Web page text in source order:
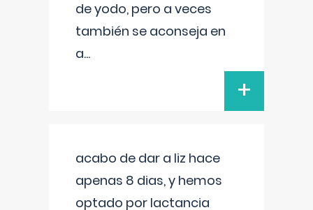
de yodo, pero a veces
también se aconseja en
a...
+
acabo de dar a liz hace
apenas 8 dias, y hemos
optado por lactancia